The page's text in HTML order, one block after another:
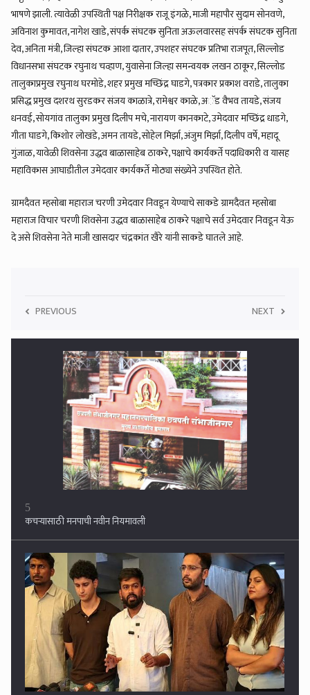
भाषणे झाली. त्यावेळी उपस्थिती पक्ष निरीक्षक राजू इंगळे, माजी महापौर सुदाम सोनवणे,
अविनाश कुमावत, नागेश खाडे, संपर्क संघटक सुनिता अऊलवारसह संपर्क संघटक सुनिता
देव, अनिता मंत्री, जिल्हा संघटक आशा दातार, उपशहर संघटक प्रतिभा राजपूत, सिल्लोड
विधानसभा संघटक रघुनाथ चव्हाण, युवासेना जिल्हा समन्वयक लखन ठाकूर, सिल्लोड
तालुकाप्रमुख रघुनाथ घरमोडे, शहर प्रमुख मच्छिंद्र घाडगे, पत्रकार प्रकाश वराडे, तालुका
प्रसिद्ध प्रमुख दशरथ सुरडकर संजय काळात्रे, रामेश्वर काळे, अॅड वैभव तायडे, संजय
धनवई, सोयगांव तालुका प्रमुख दिलीप मचे, नारायण कानकाटे, उमेदवार मच्छिंद्र धाडगे,
गीता घाडगे, किशोर लोखंडे, अमन तायडे, सोहेल मिर्झा, अंजुम मिर्झा, दिलीप वर्षे, महादू
गुंजाळ, यावेळी शिवसेना उद्धव बाळासाहेब ठाकरे, पक्षाचे कार्यकर्ते पदाधिकारी व यासह
महाविकास आघाडीतील उमेदवार कार्यकर्ते मोठ्या संख्येने उपस्थित होते.
ग्रामदैवत म्हसोबा महाराज चरणी उमेदवार निवडून येण्याचे साकडे ग्रामदैवत म्हसोबा
महाराज विचार चरणी शिवसेना उद्धव बाळासाहेब ठाकरे पक्षाचे सर्व उमेदवार निवडून येऊ
दे असे शिवसेना नेते माजी खासदार चंद्रकांत खैरे यांनी साकडे घातले आहे.
PREVIOUS NEXT
कचऱ्यासाठी मनपाची नवीन नियमावली
6
सीजेपी देशभरात राबविणार 'क्या बोलती पब्लिक?' अभियान, बैठकीनंतर अभिजीत
दीपकेंची घोषणा !